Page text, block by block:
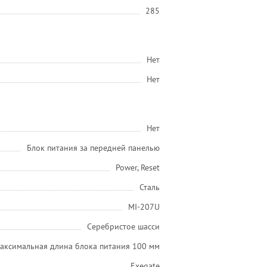
285
Нет
Нет
Нет
Блок питания за передней панелью
Power, Reset
Сталь
MI-207U
Серебристое шасси
длина блока питания 100 мм